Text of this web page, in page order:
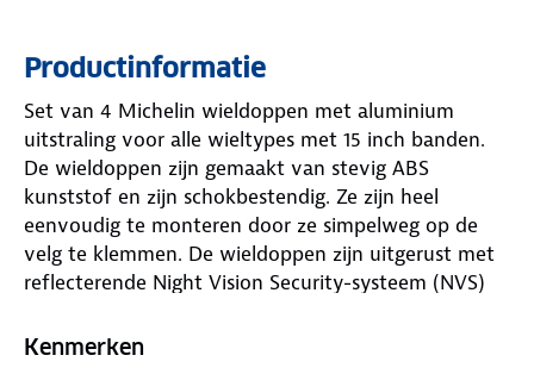
Productinformatie
Set van 4 Michelin wieldoppen met aluminium
uitstraling voor alle wieltypes met 15 inch banden.
De wieldoppen zijn gemaakt van stevig ABS
kunststof en zijn schokbestendig. Ze zijn heel
eenvoudig te monteren door ze simpelweg op de
velg te klemmen. De wieldoppen zijn uitgerust met
reflecterende Night Vision Security-systeem (NVS)
bent op de weg.
Kenmerken